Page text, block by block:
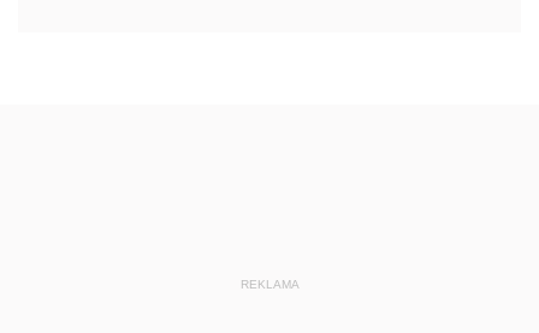
REKLAMA